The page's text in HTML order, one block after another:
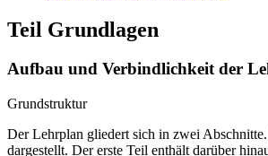
Teil Grundlagen
Aufbau und Verbindlichkeit der
Grundstruktur
Der Lehrplan gliedert sich in zwei
dargestellt. Der erste Teil enthält darüber